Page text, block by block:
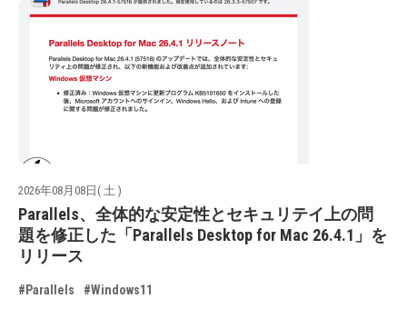
2026年08月08日( 土 )
Parallels、全体的な安定性とセキュリテイ上の問
題を修正した「Parallels Desktop for Mac 26.4.1」を
リリース
#Parallels #Windows11